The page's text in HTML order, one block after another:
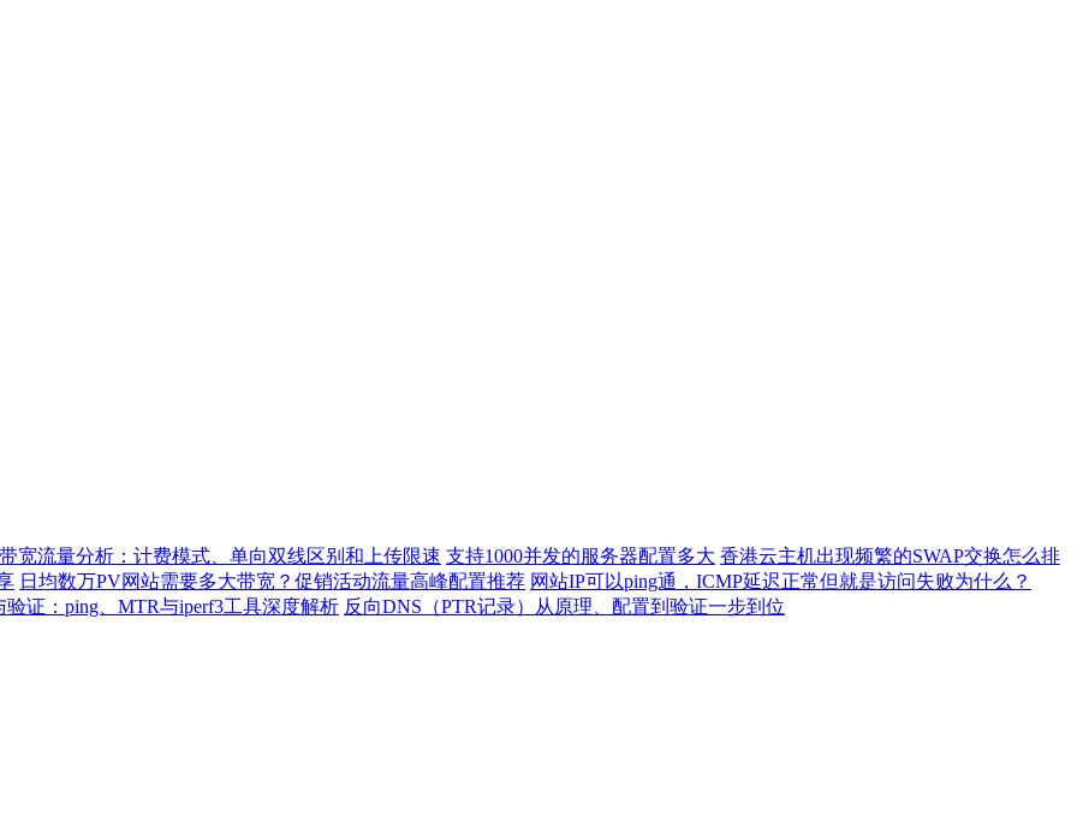
宽流量分析：计费模式、单向双线区别和上传限速 支持1000并发的服务器配置多大 香港云主机出现频繁的SWAP交换怎么排
日均数万PV网站需要多大带宽？促销活动流量高峰配置推荐 网站IP可以ping通，ICMP延迟正常但就是访问失败为什么？
证：ping、MTR与iperf3工具深度解析 反向DNS（PTR记录）从原理、配置到验证一步到位